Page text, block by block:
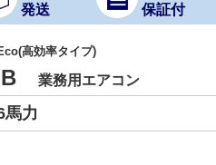
発送
保証付
高効率タイプ)
業務用エアコン
馬力